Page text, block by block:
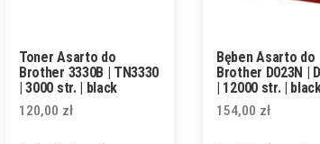
Toner Asarto do
Brother 3330B | TN3330
| 3000 str. | black
120,00 zł
Bęben Asarto do
Brother D023N |
| 12000 str. |
154,00 zł